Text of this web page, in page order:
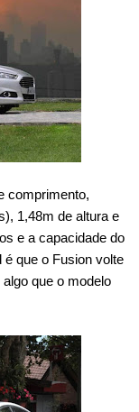
comprimento,
1,48m de altura e
e a capacidade do
é que o Fusion volte
que o modelo